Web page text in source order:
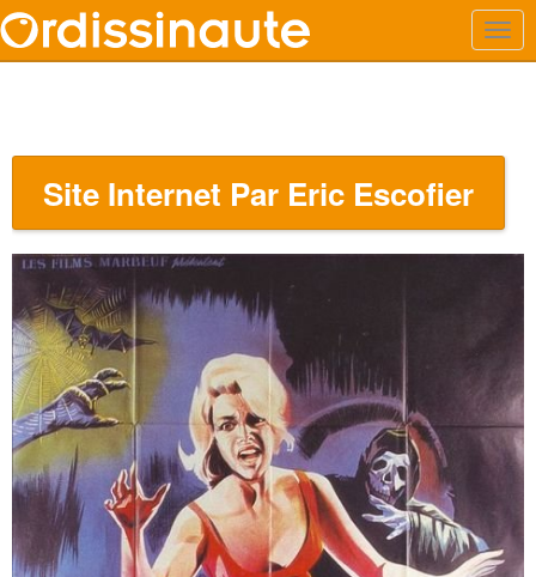
Site Internet Par Eric Escofier